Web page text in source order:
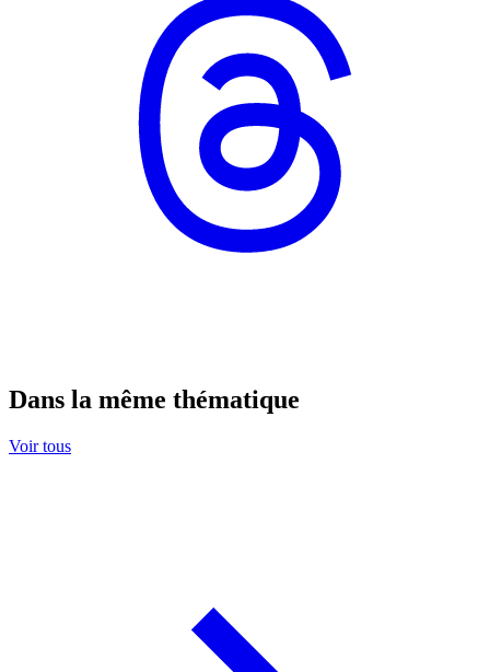
Dans la même thématique
Voir tous